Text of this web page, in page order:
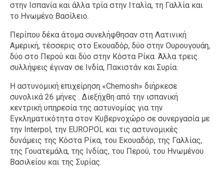
στην Ισπανία και άλλα τρία στην Ιταλία, τη Γαλλία και
το Ηνωμένο Βασίλειο.
Περίπου δέκα άτομα συνελήφθησαν στη Λατινική
Αμερική, τέσσερις στο Εκουαδόρ, δύο στην Ουρουγουάη,
δύο στο Περού και δύο στην Κόστα Ρίκα. Άλλα τρεις
συλλήψεις έγιναν σε Ινδία, Πακιστάν και Συρία.
Η αστυνομική επιχείρηση «Chemοsh» διήρκεσε
συνολικά 26 μήνες . Διεξήχθη από την ισπανική
κεντρική υπηρεσία της αστυνομίας για την
Εγκληματικότητα στον Κυβερνοχώρο σε συνεργασία με
την Interpol, την EUROPOL και τις αστυνομικές
δυνάμεις της Κόστα Ρίκα, του Εκουαδόρ, της Γαλλίας,
της Γουατεμάλα, της Ινδίας, του Περού, του Ηνωμένου
Βασιλείου και της Συρίας.